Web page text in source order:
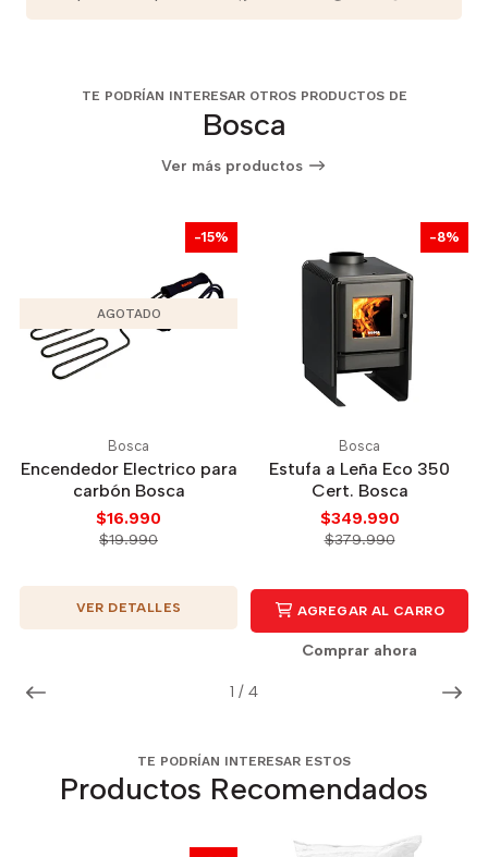
TE PODRÍAN INTERESAR OTROS PRODUCTOS DE
Bosca
Ver más productos
1 / 4
-15%
AGOTADO
Bosca
Encendedor Electrico para
carbón Bosca
$16.990
$19.990
VER DETALLES
-8%
Bosca
Estufa a Leña Eco 350
Cert. Bosca
$349.990
$379.990
AGREGAR AL CARRO
Comprar ahora
TE PODRÍAN INTERESAR ESTOS
Productos Recomendados